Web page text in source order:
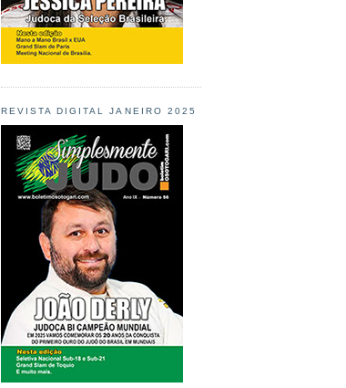
REVISTA DIGITAL JANEIRO 2025